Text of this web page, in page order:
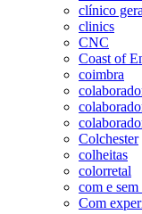
clínico
clinics
CNC
Coast of
coimbra
Colchester
colheitas
colorretal
com e
Com